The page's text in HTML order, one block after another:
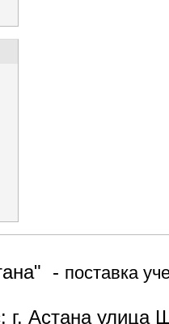
- поставка
г. Астана